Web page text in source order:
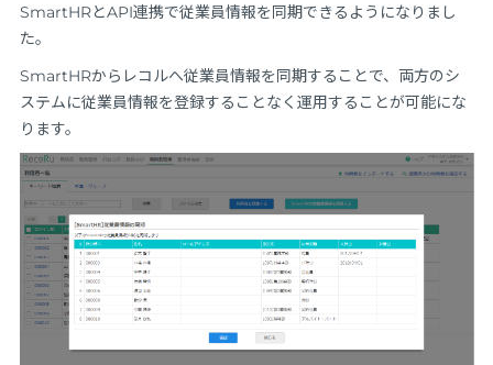
SmartHRとAPI連携で従業員情報を同期できるようになりまし
た。
SmartHRからレコルへ従業員情報を同期することで、両方のシ
ステムに従業員情報を登録することなく運用することが可能にな
ります。